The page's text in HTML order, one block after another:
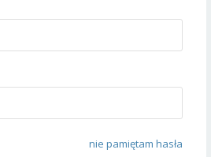
nie pamiętam hasła